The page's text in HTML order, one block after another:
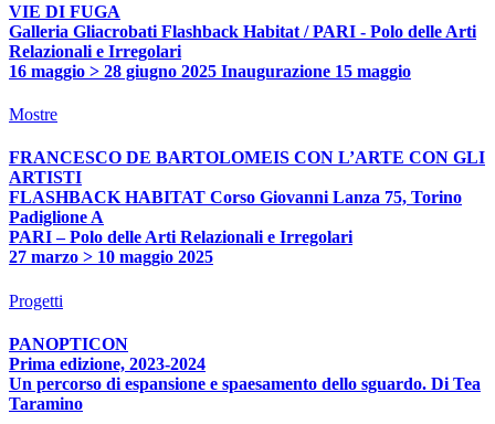
VIE DI FUGA
Galleria Gliacrobati Flashback Habitat / PARI - Polo delle Arti
Relazionali e Irregolari
16 maggio > 28 giugno 2025 Inaugurazione 15 maggio
Mostre
FRANCESCO DE BARTOLOMEIS CON L’ARTE CON GLI
ARTISTI
FLASHBACK HABITAT Corso Giovanni Lanza 75, Torino
Padiglione A
PARI – Polo delle Arti Relazionali e Irregolari
27 marzo > 10 maggio 2025
Progetti
PANOPTICON
Prima edizione, 2023-2024
Un percorso di espansione e spaesamento dello sguardo. Di Tea
Taramino